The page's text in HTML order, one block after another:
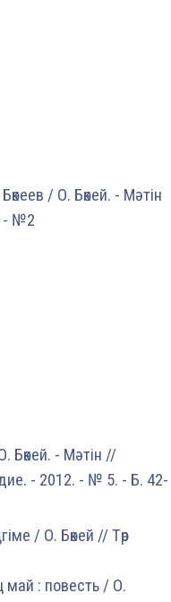
/ О. Бөкей. - Мәтін
- №2
Бөкей. - Мәтін //
- 2012. - № 5. - Б. 42-
/ О. Бөкей // Төр
май : повесть / О.